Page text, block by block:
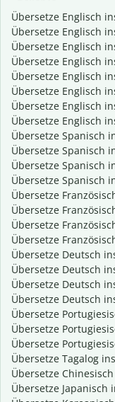
Übersetze Englisch
Übersetze Englisch
Übersetze Englisch
Übersetze Englisch
Übersetze Englisch
Übersetze Englisch
Übersetze Englisch
Übersetze Englisch
Übersetze Spanisch
Übersetze Spanisch
Übersetze Spanisch
Übersetze Spanisch
Übersetze
Übersetze
Übersetze
Übersetze
Übersetze Deutsch
Übersetze Deutsch
Übersetze Deutsch
Übersetze Deutsch
Übersetze
Übersetze
Übersetze
Übersetze Tagalog
Übersetze
Übersetze Japanisch